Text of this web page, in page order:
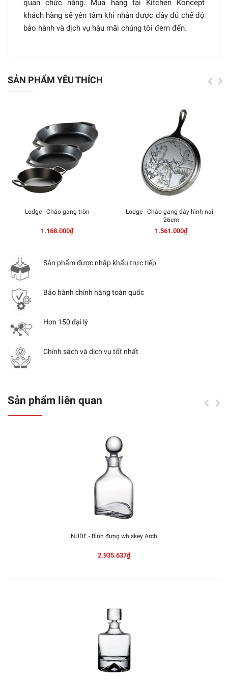
quan chức năng. Mua hàng tại Kitchen Koncept
khách hàng sẽ yên tâm khi nhận được đầy đủ chế độ
bảo hành và dịch vụ hậu mãi chúng tôi đem đến.
SẢN PHẨM YÊU THÍCH
Lodge - Chảo gang tròn
1.168.000₫
Lodge - Chảo gang đáy hình nai -
26cm
1.561.000₫
Sản phẩm được nhập khẩu trực tiếp
Bảo hành chính hãng toàn quốc
Hơn 150 đại lý
Chính sách và dịch vụ tốt nhất
Sản phẩm liên quan
NUDE - Bình đựng whiskey Arch
2.935.637₫